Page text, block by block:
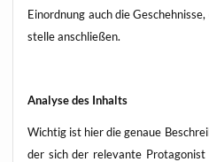
Ein­ord­nung auch die
stel­le anschließen.
Ana­ly­se des Inhalts
Wich­tig ist hier die genaue
der sich der rele­van­te